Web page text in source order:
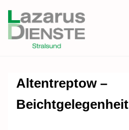
Altentreptow –
Beichtgelegenheit